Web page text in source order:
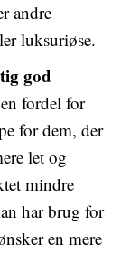
andre
luksuriøse.
god
fordel for
for dem, der
let og
mindre
har brug for
en mere